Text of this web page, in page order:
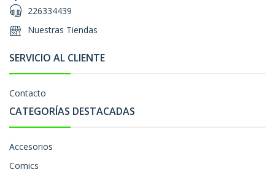
226334439
Nuestras Tiendas
SERVICIO AL CLIENTE
Contacto
CATEGORÍAS DESTACADAS
Accesorios
Comics